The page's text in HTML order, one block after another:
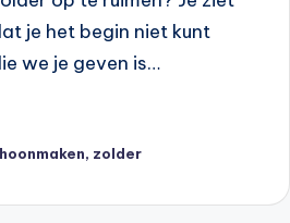
je het begin niet kunt
we je geven is…
, zolder